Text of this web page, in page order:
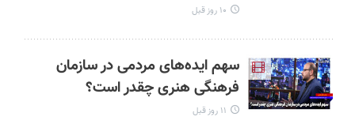
۱۰ روز قبل
‌سهم ایده‌های مردمی در سازمان
فرهنگی هنری چقدر است؟
۱۱ روز قبل